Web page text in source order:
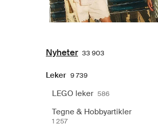
Nyheter 33 903
Leker 9 739
LEGO leker 586
Tegne & Hobbyartikler
1 257